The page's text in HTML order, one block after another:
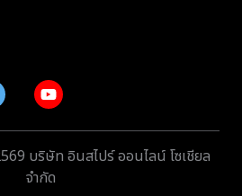
บริษัท อินสไปร์ ออนไลน์ โซเชียล
จำกัด